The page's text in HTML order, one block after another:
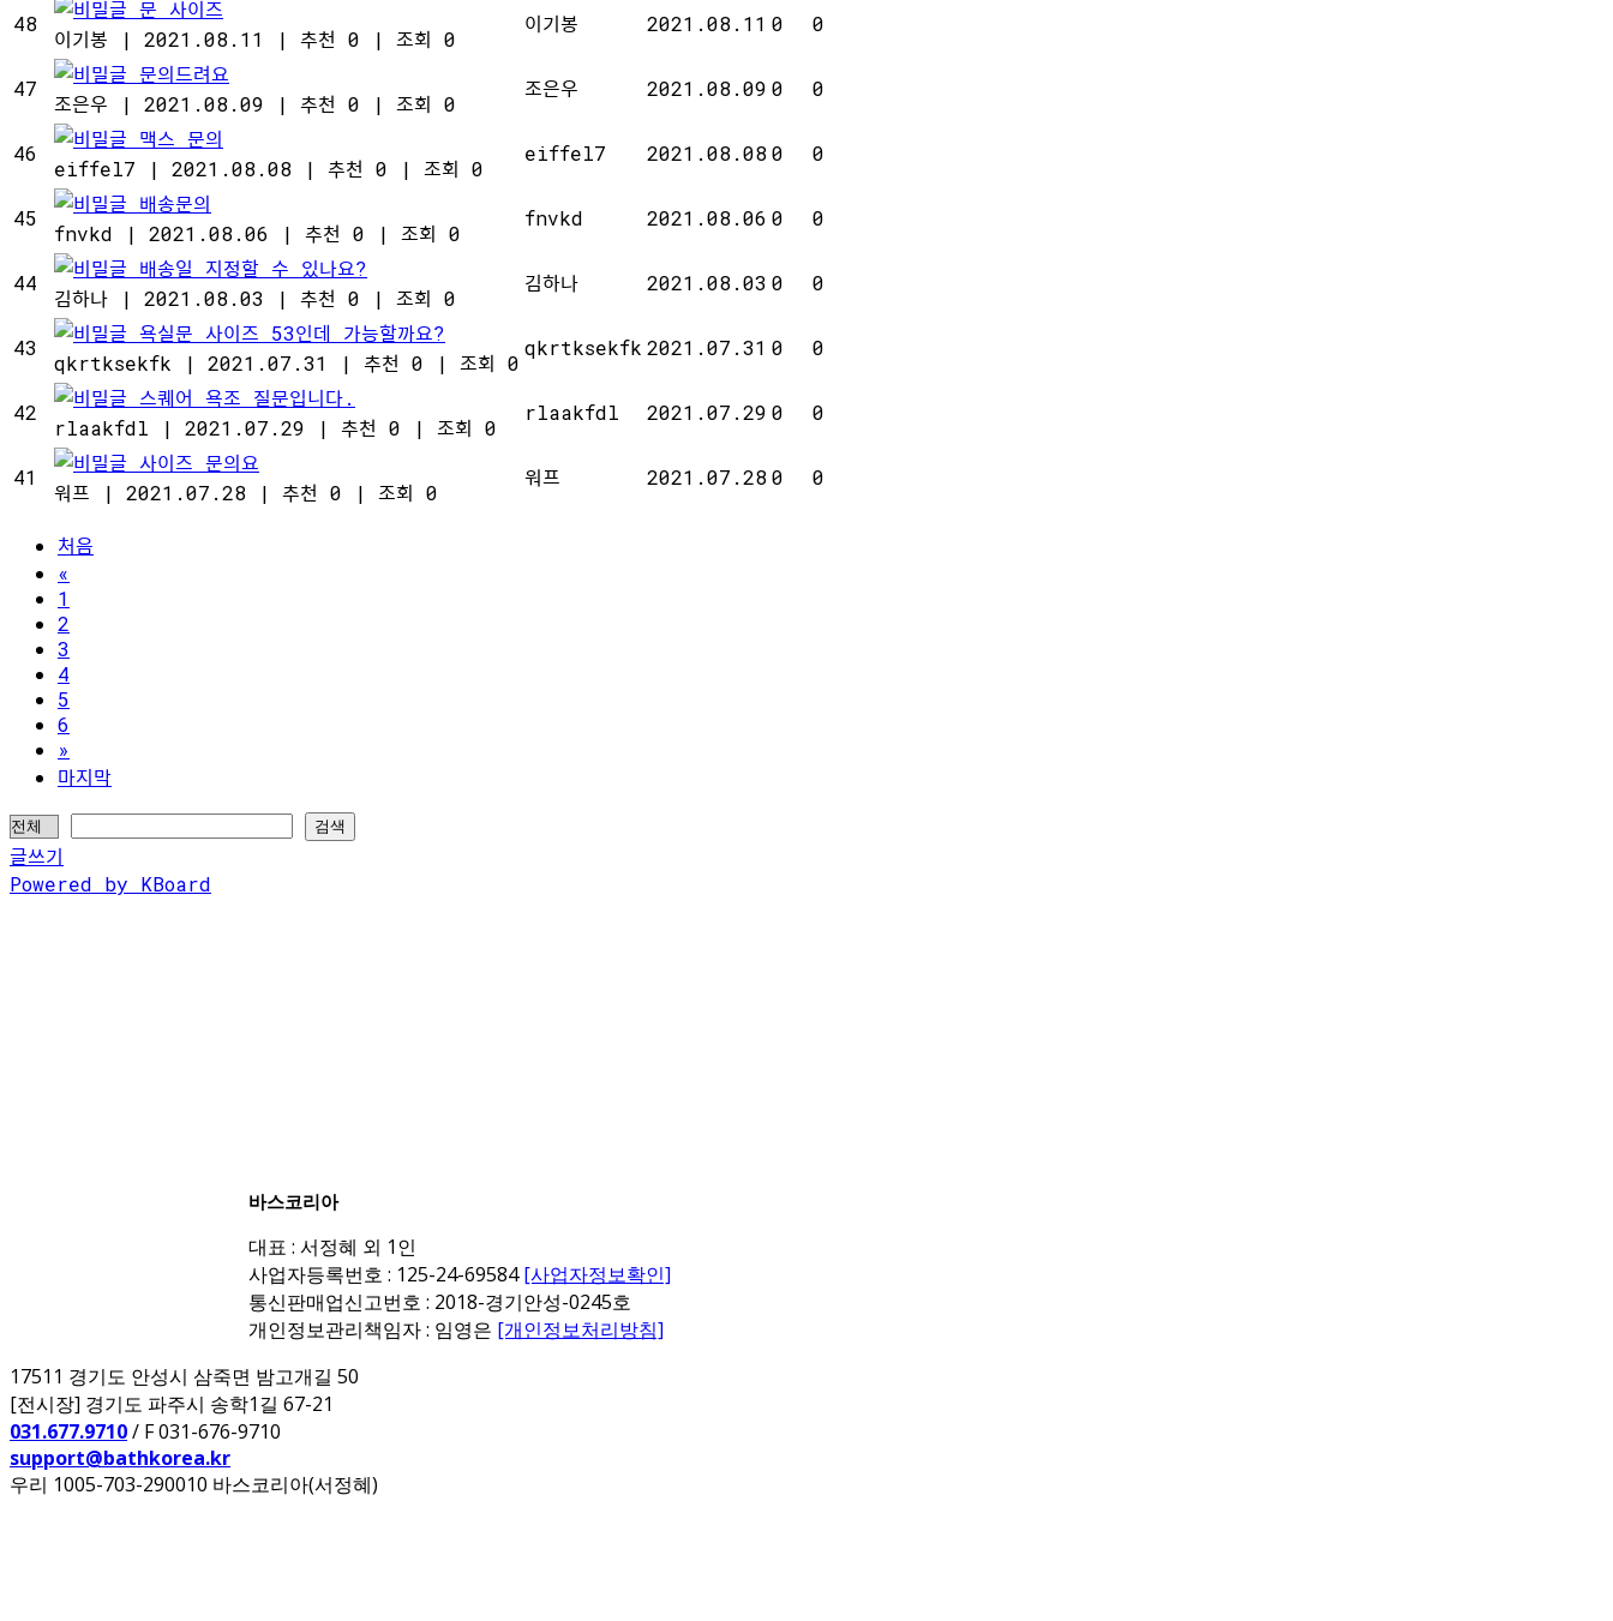
48
문 사이즈
이기봉
| 2021.08.11 | 추천 0 | 조회 0
이기봉 2021.08.11 0 0
47
문의드려요
조은우
| 2021.08.09 | 추천 0 | 조회 0
조은우 2021.08.09 0 0
46
맥스 문의
eiffel7
| 2021.08.08 | 추천 0 | 조회 0
eiffel7 2021.08.080 0
45
배송문의
fnvkd
| 2021.08.06 | 추천 0 | 조회 0
fnvkd 2021.08.06 0 0
44
배송일 지정할 수 있나요?
김하나
| 2021.08.03 | 추천 0 | 조회 0
김하나 2021.08.03 0 0
43
욕실문 사이즈 53인데 가능할까요?
qkrtksekfk
| 2021.07.31 | 추천 0 | 조회 0
qkrtksekfk 2021.07.31 0 0
42
스퀘어 욕조 질문입니다.
rlaakfdl
| 2021.07.29 | 추천 0 | 조회 0
rlaakfdl 2021.07.29 0 0
41
사이즈 문의요
워프
| 2021.07.28 | 추천 0 | 조회 0
워프 2021.07.280 0
처음
«
1
2
3
4
5
6
»
마지막
검색
글쓰기
Powered by KBoard
바스코리아
대표 : 서정혜 외 1인
사업자등록번호 : 125-24-69584[사업자정보확인]
통신판매업신고번호 : 2018-경기안성-0245호
개인정보관리책임자 : 임영은 [개인정보처리방침]
17511 경기도 안성시 삼죽면 밤고개길 50
[전시장] 경기도 파주시 송학1길 67-21
031.677.9710/ F 031-676-9710
support@bathkorea.kr
우리 1005-703-290010 바스코리아(서정혜)